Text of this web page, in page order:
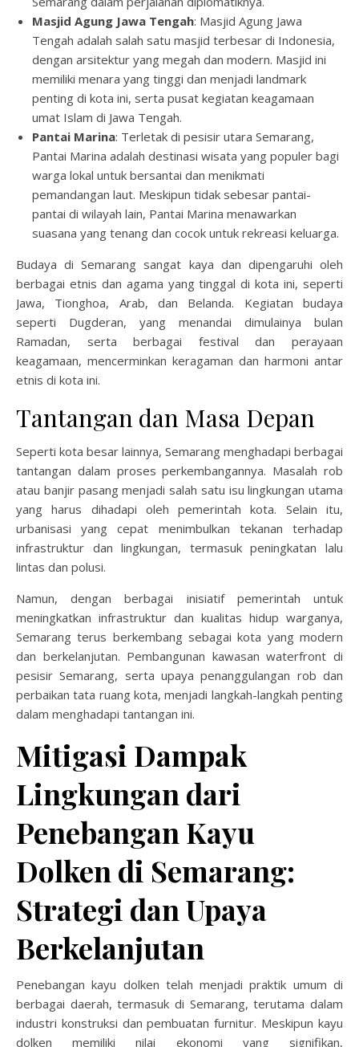
Masjid Agung Jawa Tengah: Masjid Agung Jawa
Tengah adalah salah satu masjid terbesar di Indonesia,
dengan arsitektur yang megah dan modern. Masjid ini
memiliki menara yang tinggi dan menjadi landmark
penting di kota ini, serta pusat kegiatan keagamaan
umat Islam di Jawa Tengah.
Pantai Marina: Terletak di pesisir utara Semarang,
Pantai Marina adalah destinasi wisata yang populer bagi
warga lokal untuk bersantai dan menikmati
pemandangan laut. Meskipun tidak sebesar pantai-
pantai di wilayah lain, Pantai Marina menawarkan
suasana yang tenang dan cocok untuk rekreasi keluarga.
Budaya di Semarang sangat kaya dan dipengaruhi oleh
berbagai etnis dan agama yang tinggal di kota ini, seperti
Jawa, Tionghoa, Arab, dan Belanda. Kegiatan budaya
seperti Dugderan, yang menandai dimulainya bulan
Ramadan, serta berbagai festival dan perayaan
keagamaan, mencerminkan keragaman dan harmoni antar
etnis di kota ini.
Tantangan dan Masa Depan
Seperti kota besar lainnya, Semarang menghadapi berbagai
tantangan dalam proses perkembangannya. Masalah rob
atau banjir pasang menjadi salah satu isu lingkungan utama
yang harus dihadapi oleh pemerintah kota. Selain itu,
urbanisasi yang cepat menimbulkan tekanan terhadap
infrastruktur dan lingkungan, termasuk peningkatan lalu
lintas dan polusi.
Namun, dengan berbagai inisiatif pemerintah untuk
meningkatkan infrastruktur dan kualitas hidup warganya,
Semarang terus berkembang sebagai kota yang modern
dan berkelanjutan. Pembangunan kawasan waterfront di
pesisir Semarang, serta upaya penanggulangan rob dan
perbaikan tata ruang kota, menjadi langkah-langkah penting
dalam menghadapi tantangan ini.
Mitigasi Dampak
Lingkungan dari
Penebangan Kayu
Dolken di Semarang:
Strategi dan Upaya
Berkelanjutan
Penebangan kayu dolken telah menjadi praktik umum di
berbagai daerah, termasuk di Semarang, terutama dalam
industri konstruksi dan pembuatan furnitur. Meskipun kayu
dolken memiliki nilai ekonomi yang signifikan,